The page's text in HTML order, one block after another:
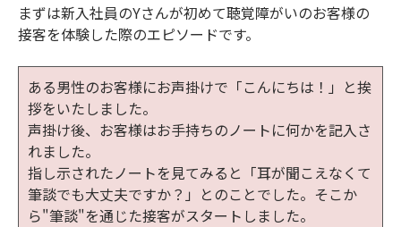
まずは新入社員のYさんが初めて聴覚障がいのお客様の
接客を体験した際のエピソードです。
ある男性のお客様にお声掛けで「こんにちは！」と挨
拶をいたしました。
声掛け後、お客様はお手持ちのノートに何かを記入さ
れました。
指し示されたノートを見てみると「耳が聞こえなくて
筆談でも大丈夫ですか？」とのことでした。そこか
ら"筆談"を通じた接客がスタートしました。